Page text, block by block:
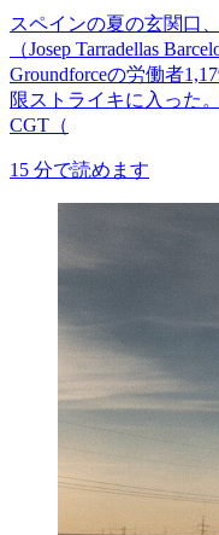
スペインの夏の玄関口
（Josep Tarradellas
Groundforceの労働者
限ストライキに入った
CGT（
15 分で読めます